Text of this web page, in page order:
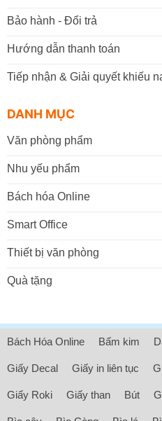
Bảo hành - Đổi trả
Hướng dẫn thanh toán
Tiếp nhận & Giải quyết khiếu
DANH MỤC
Văn phòng phẩm
Nhu yếu phẩm
Bách hóa Online
Smart Office
Thiết bị văn phòng
Quà tặng
Bách Hóa Online Bấm kim
Giấy Decal Giấy in liên tục
Giấy Roki Giấy than Bút